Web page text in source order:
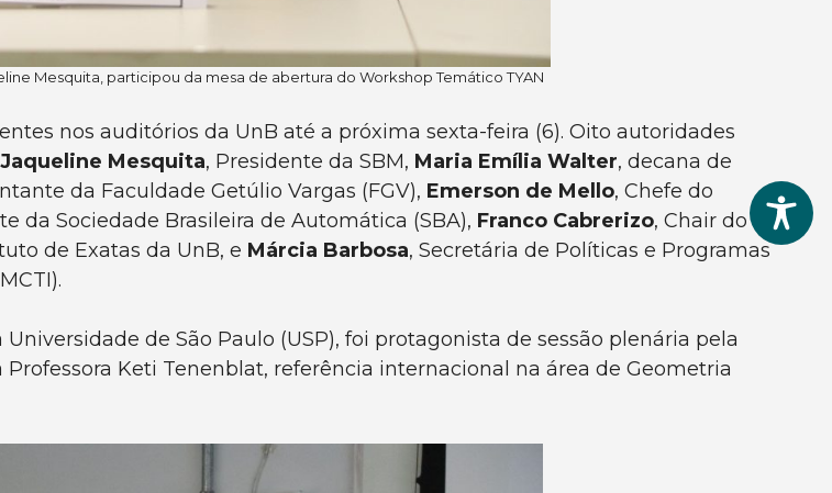
Mesquita, participou da mesa de abertura do Workshop Temático TYAN
nos auditórios da UnB até a próxima sexta-feira (6). Oito autoridades
Jaqueline Mesquita, Presidente da SBM, Maria Emília Walter, decana de
da Faculdade Getúlio Vargas (FGV), Emerson de Mello, Chefe do
da Sociedade Brasileira de Automática (SBA), Franco Cabrerizo, Chair do
de Exatas da UnB, e Márcia Barbosa, Secretária de Políticas e Programas
de São Paulo (USP), foi protagonista de sessão plenária pela
Keti Tenenblat, referência internacional na área de Geometria